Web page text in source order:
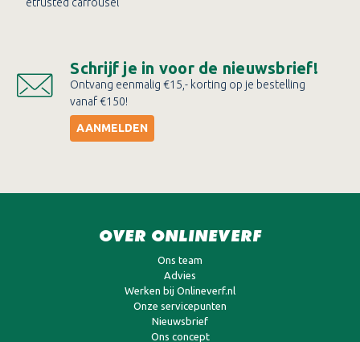
Ontvang eenmalig €15,- korting op je bestelling
vanaf €150!
Ons team
Advies
Werken bij Onlineverf.nl
Onze servicepunten
Nieuwsbrief
Ons concept
Verf aanbiedingen